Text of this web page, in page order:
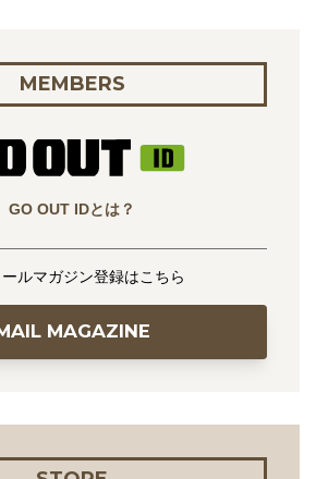
MEMBERS
GO OUT IDとは？
ルマガジン登録はこちら
MAGAZINE